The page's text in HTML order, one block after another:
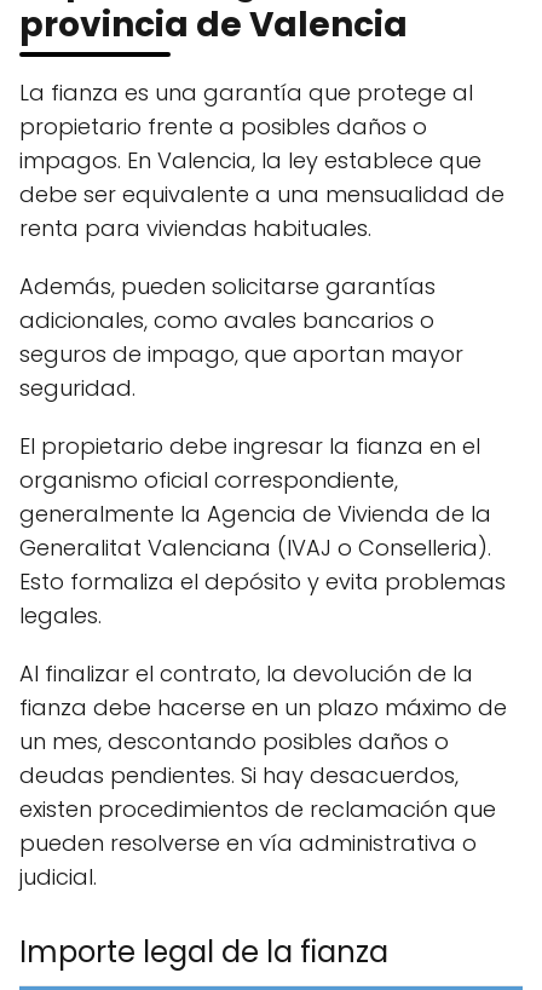
provincia de Valencia
La fianza es una garantía que protege al
propietario frente a posibles daños o
impagos. En Valencia, la ley establece que
debe ser equivalente a una mensualidad de
renta para viviendas habituales.
Además, pueden solicitarse garantías
adicionales, como avales bancarios o
seguros de impago, que aportan mayor
seguridad.
El propietario debe ingresar la fianza en el
organismo oficial correspondiente,
generalmente la Agencia de Vivienda de la
Generalitat Valenciana (IVAJ o Conselleria).
Esto formaliza el depósito y evita problemas
legales.
Al finalizar el contrato, la devolución de la
fianza debe hacerse en un plazo máximo de
un mes, descontando posibles daños o
deudas pendientes. Si hay desacuerdos,
existen procedimientos de reclamación que
pueden resolverse en vía administrativa o
judicial.
Importe legal de la fianza